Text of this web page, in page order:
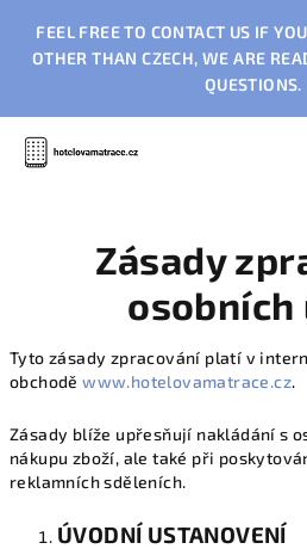
obsah
FEEL FREE TO CONTACT US IF
OTHER THAN CZECH, WE ARE
QUESTIONS.
Zásady
osobních
Tyto zásady zpracování platí v
obchoděwww.hotelovamatrace.cz.
Zásady blíže upřesňují nakládání s
nákupu zboží, ale také při
reklamních sděleních.
ÚVODNÍ USTANOVENÍ